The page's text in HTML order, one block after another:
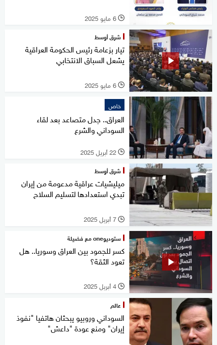
l 6 مايو 2025
شرق أوسط
تيار بزعامة رئيس الحكومة العراقية
يشعل السباق الانتخابي
l 6 مايو 2025
خاص
العراق.. جدل متصاعد بعد لقاء
السوداني والشرع
l 22 أبريل 2025
شرق أوسط
ميليشيات عراقية مدعومة من إيران
تبدي استعدادها لتسليم السلاح
l 7 أبريل 2025
ستوديوone مع فضيلة
كسر للجمود بين العراق وسوريا.. هل
تعود الثقة؟
l 4 أبريل 2025
عالم
السوداني وروبيو يبحثان هاتفيا "نفوذ
إيران" ومنع عودة "داعش"